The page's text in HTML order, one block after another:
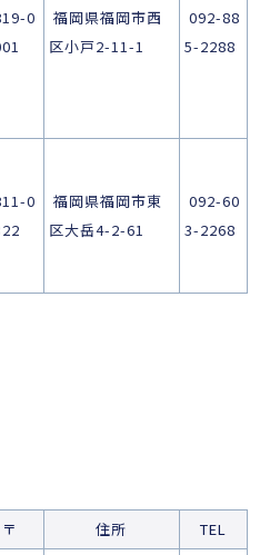
0
福岡県福岡市西
区小戸2-11-1
092-88
5-2288
0
福岡県福岡市東
区大岳4-2-61
092-60
3-2268
〒 住所 TEL